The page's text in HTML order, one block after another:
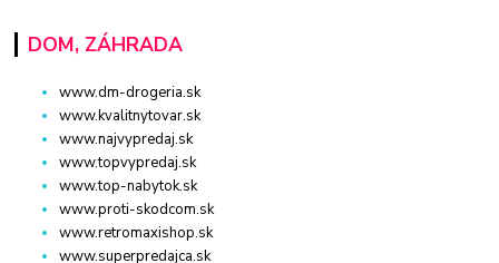
DOM, ZÁHRADA
www.dm-drogeria.sk
www.kvalitnytovar.sk
www.najvypredaj.sk
www.topvypredaj.sk
www.top-nabytok.sk
www.proti-skodcom.sk
www.retromaxishop.sk
www.superpredajca.sk